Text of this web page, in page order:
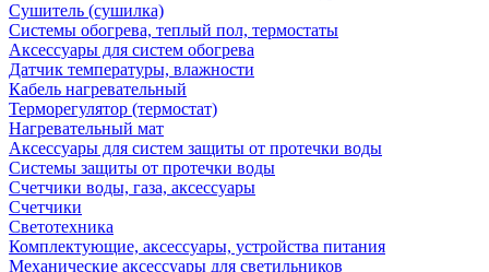
Сушитель (сушилка)
Системы обогрева, теплый пол, термостаты
Аксессуары для систем обогрева
Датчик температуры, влажности
Кабель нагревательный
Терморегулятор (термостат)
Нагревательный мат
Аксессуары для систем защиты от протечки воды
Системы защиты от протечки воды
Счетчики воды, газа, аксессуары
Счетчики
Светотехника
Комплектующие, аксессуары, устройства питания
Механические аксессуары для светильников